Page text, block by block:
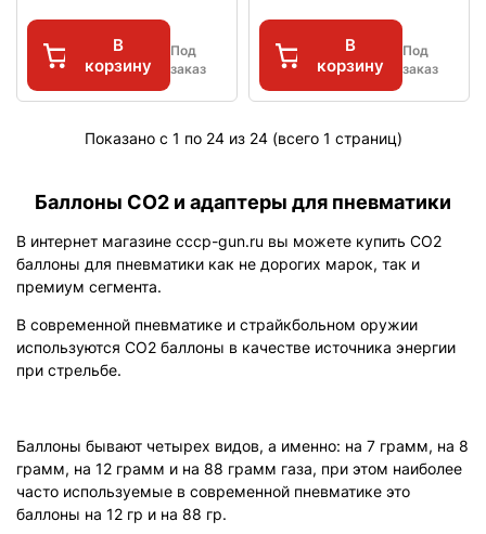
В
корзину
Под
заказ
В
корзину
Под
заказ
Показано с 1 по 24 из 24 (всего 1 страниц)
Баллоны СО2 и адаптеры для пневматики
В интернет магазине cccp-gun.ru вы можете купить СО2
баллоны для пневматики как не дорогих марок, так и
премиум сегмента.
В современной пневматике и страйкбольном оружии
используются CO2 баллоны в качестве источника энергии
при стрельбе.
Баллоны бывают четырех видов, а именно: на 7 грамм, на 8
грамм, на 12 грамм и на 88 грамм газа, при этом наиболее
часто используемые в современной пневматике это
баллоны на 12 гр и на 88 гр.